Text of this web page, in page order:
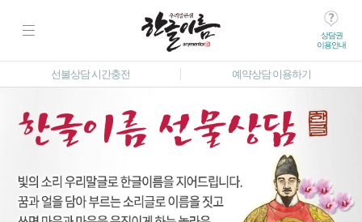
상담권
이용안내
선불상담 시간충전 예약상담 이용하기